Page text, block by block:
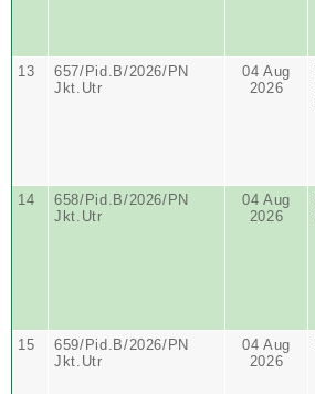
13
657/Pid.B/2026/PN
Jkt.Utr
04 Aug
2026
14
658/Pid.B/2026/PN
Jkt.Utr
04 Aug
2026
15
659/Pid.B/2026/PN
Jkt.Utr
04 Aug
2026